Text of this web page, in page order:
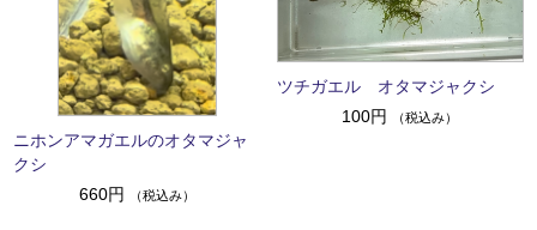
ニホンアマガエルのオタマジャ
クシ
660円
（税込み）
ツチガエル オタマジャクシ
100円
（税込み）